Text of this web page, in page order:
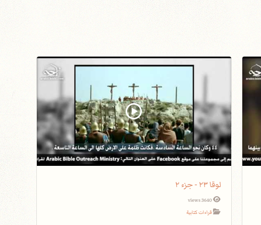
لوقا ٢٣ - جزء ٢
3640 views
قراءات كتابية